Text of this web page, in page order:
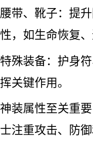
腰带、靴子：提
性，如生命恢复、
特殊装备：护身
挥关键作用。
神装属性至关重
士注重攻击、防